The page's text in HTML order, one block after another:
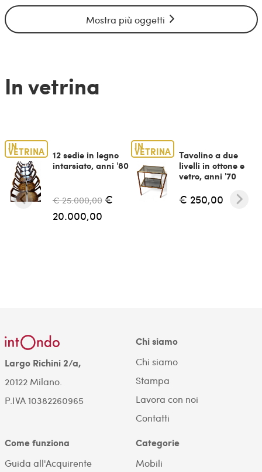
Mostra più oggetti
In vetrina
IN
VETRINA
12 sedie in legno
intarsiato, anni '80
€ 25.000,00 €
20.000,00
IN
VETRINA
Tavolino a due
livelli in ottone e
vetro, anni '70
€ 250,00
Largo Richini 2/a,
20122 Milano.
P.IVA 10382260965
Chi siamo
Chi siamo
Stampa
Lavora con noi
Contatti
Come funziona
Guida all'Acquirente
Categorie
Mobili